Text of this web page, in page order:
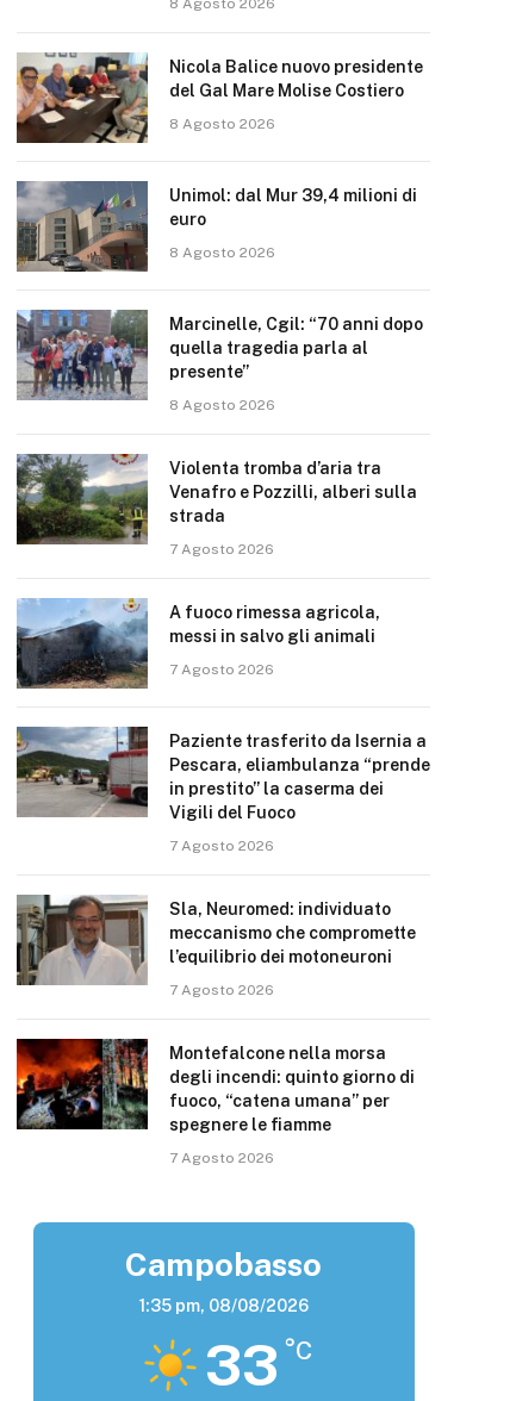
8 Agosto 2026
Nicola Balice nuovo presidente
del Gal Mare Molise Costiero
8 Agosto 2026
Unimol: dal Mur 39,4 milioni di
euro
8 Agosto 2026
Marcinelle, Cgil: “70 anni dopo
quella tragedia parla al
presente”
8 Agosto 2026
Violenta tromba d’aria tra
Venafro e Pozzilli, alberi sulla
strada
7 Agosto 2026
A fuoco rimessa agricola,
messi in salvo gli animali
7 Agosto 2026
Paziente trasferito da Isernia a
Pescara, eliambulanza “prende
in prestito” la caserma dei
Vigili del Fuoco
7 Agosto 2026
Sla, Neuromed: individuato
meccanismo che compromette
l’equilibrio dei motoneuroni
7 Agosto 2026
Montefalcone nella morsa
degli incendi: quinto giorno di
fuoco, “catena umana” per
spegnere le fiamme
7 Agosto 2026
Campobasso
1:35 pm, 08/08/2026
33 °C